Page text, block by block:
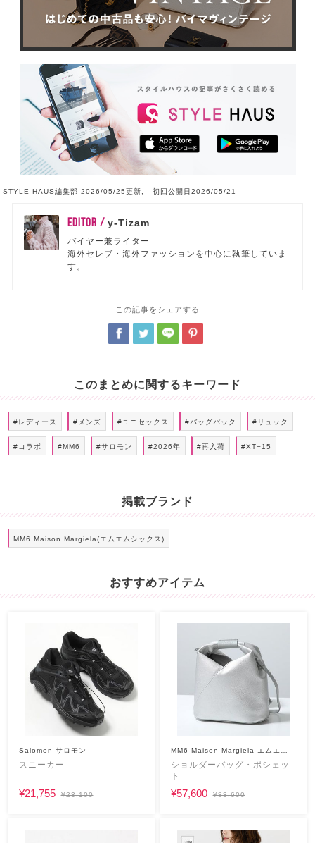
STYLE HAUS編集部 2026/05/25更新, 初回公開日2026/05/21
EDITOR /y-Tizam
バイヤー兼ライター
海外セレブ・海外ファッションを中心に執筆していま
す。
この記事をシェアする
このまとめに関するキーワード
#レディース #メンズ #ユニセックス #バッグパック #リュック
#コラボ #MM6 #サロモン #2026年 #再入荷 #XT−15
掲載ブランド
MM6 Maison Margiela(エムエムシックス)
おすすめアイテム
Salomon サロモン
スニーカー
¥21,755 ¥23,100
MM6 Maison Margiela エムエム
シックス
ショルダーバッグ・ポシェッ
ト
¥57,600 ¥83,600